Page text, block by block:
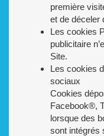
première
et de déceler
Les cookies
publicitaire
Site.
Les cookies
sociaux
Cookies
Facebook®,
lorsque des
sont intégrés